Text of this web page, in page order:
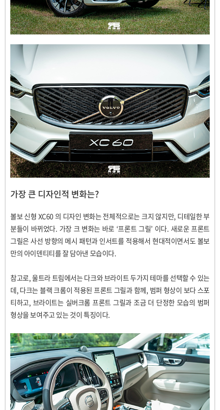
가장 큰 디자인적 변화는?
볼보 신형 XC60 의 디자인 변화는 전체적으로는 크지 않지만, 디테일한 부
분들이 바뀌었다 가장 크 변화는 바로 ‘프론트 그릴’ 이다 새로운 프론트
그릴은 사선 방향의 메시 패턴과 인서트를 적용해서 현대적이면서도 볼보
만의 아이덴티티를 잘 담아낸 모습이다
참고로 ,울트라 트림에서는 다크와 브라이트 두가지 테마를 선택할 수 있는
데 다크는 블랙 크롬이 적용된 프론트 그릴과 함께 범퍼 형상이 보다 스포
티하고 브라이트는 실버크롬 프론트 그릴과 조금 더 단정한 모습의 범퍼
형상을 보여주고 있는 것이 특징이다.